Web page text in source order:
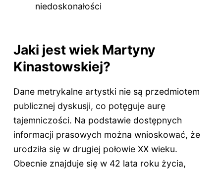
niedoskonałości
Jaki jest wiek Martyny
Kinastowskiej?
Dane metrykalne artystki nie są przedmiotem
publicznej dyskusji, co potęguje aurę
tajemniczości. Na podstawie dostępnych
informacji prasowych można wnioskować, że
urodziła się w drugiej połowie XX wieku.
Obecnie znajduje się w 42 lata roku życia,